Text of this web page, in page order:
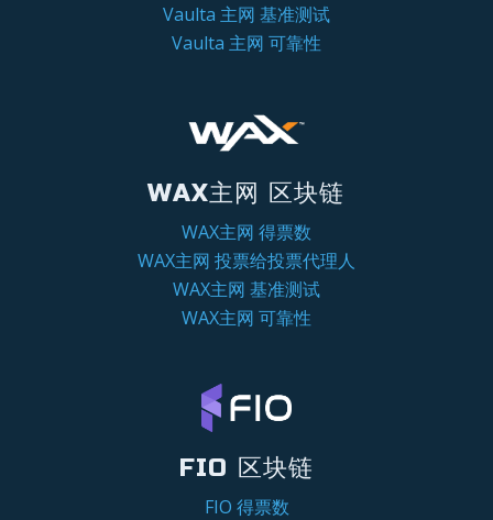
Vaulta 主网 基准测试
Vaulta 主网 可靠性
WAX主网 区块链
WAX主网 得票数
WAX主网 投票给投票代理人
WAX主网 基准测试
WAX主网 可靠性
FIO 区块链
FIO 得票数